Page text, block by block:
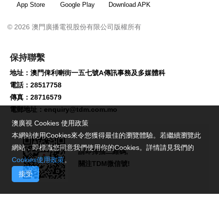
App Store Google Play Download APK
© 2026 澳門廣播電視股份有限公司版權所有
保持聯繫
地址：澳門俾利喇街一五七號A傳訊事務及多媒體科
電話：28517758
傳真：28716579
電郵地址： enquiry@tdm.com.mo
請即掃描二維碼,
關注TDM微信號!
澳廣視 Cookies 使用政策
本網站使用Cookies來令您獲得最佳的瀏覽體驗。若繼續瀏覽此
網站，即標識您同意我們使用你的Cookies。詳情請見我們的
Cookies使用政策。
接受